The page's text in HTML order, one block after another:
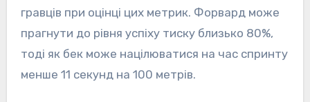
гравців при оцінці цих метрик. Форвард може
прагнути до рівня успіху тиску близько 80%,
тоді як бек може націлюватися на час спринту
менше 11 секунд на 100 метрів.